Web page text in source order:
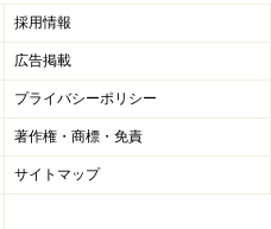
採用情報
広告掲載
プライバシーポリシー
著作権・商標・免責
サイトマップ